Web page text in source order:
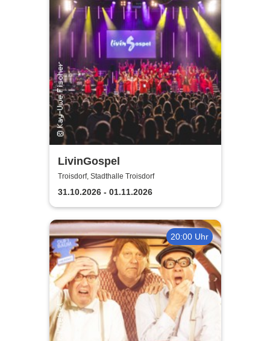
LivinGospel
Troisdorf, Stadthalle Troisdorf
31.10.2026 - 01.11.2026
20:00 Uhr